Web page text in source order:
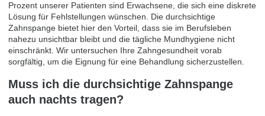
Prozent unserer Patienten sind Erwachsene, die sich eine diskrete
Lösung für Fehlstellungen wünschen. Die durchsichtige
Zahnspange bietet hier den Vorteil, dass sie im Berufsleben
nahezu unsichtbar bleibt und die tägliche Mundhygiene nicht
einschränkt. Wir untersuchen Ihre Zahngesundheit vorab
sorgfältig, um die Eignung für eine Behandlung sicherzustellen.
Muss ich die durchsichtige Zahnspange
auch nachts tragen?